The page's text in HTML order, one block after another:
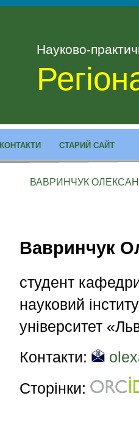
Науково-
КОНТАКТИ СТАРИЙ САЙТ
ВАВРИНЧУК
Вавринчук
студент
науковий
університет
Контакти:
Сторінки: